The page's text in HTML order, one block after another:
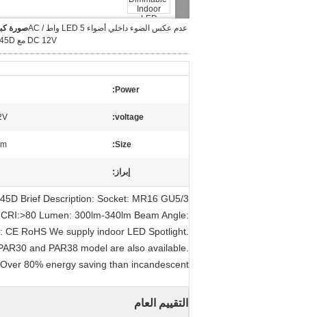
صورةعدم عكس الضوء داخلي أضواء LED 5 واط AC /
DC 12V مع 30D 45D
Power:
voltage:
Size:
إبراز:
Brief Description: Socket: MR16 GU5/3
Lumen: 300lm-340lm Beam Angle:
RoHS We supply indoor LED Spotlight.
and PAR38 model are also available.
80% energy saving than incandescent
التقييم العام